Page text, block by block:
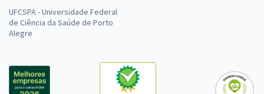
UFCSPA - Universidade Federal
de Ciência da Saúde de Porto
Alegre